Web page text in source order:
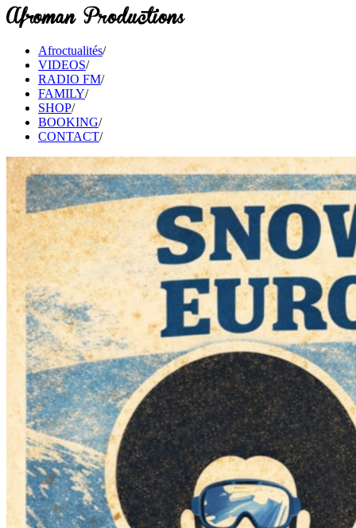
Afroctualités/
VIDEOS/
RADIO FM/
FAMILY/
SHOP/
BOOKING/
CONTACT/